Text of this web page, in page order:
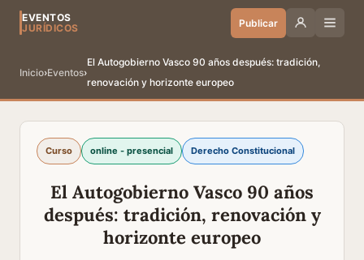
EVENTOS
JURÍDICOS
Publicar
Inicio›Eventos›
El Autogobierno Vasco 90 años después: tradición,
renovación y horizonte europeo
Curso online - presencial Derecho Constitucional
El Autogobierno Vasco 90 años
después: tradición, renovación y
horizonte europeo